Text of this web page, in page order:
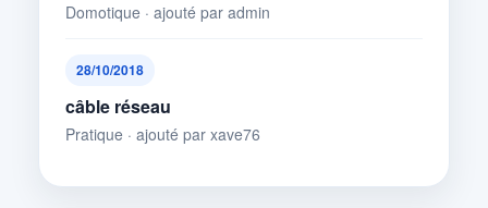
Domotique · ajouté par admin
28/10/2018
câble réseau
Pratique · ajouté par xave76